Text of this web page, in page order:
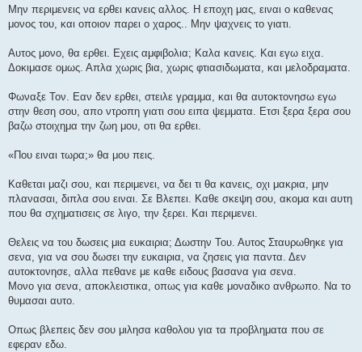
Μην περιμενεις να ερθει κανεις αλλος. Η εποχη μας, ειναι ο καθενας
μονος του, και οποιον παρει ο χαρος.. Μην ψαχνεις το γιατι.
Αυτος μονο, θα ερθει. Εχεις αμφιβολια; Καλα κανεις. Και εγω ειχα.
Δοκιμασε ομως. Απλα χωρις βια, χωρις φτιασιδωματα, και μελοδραματα.
Φωναξε Τον. Εαν δεν ερθει, στειλε γραμμα, και θα αυτοκτονησω εγω
στην θεση σου, απο ντροπη γιατι σου ειπα ψεμματα. Ετσι ξερα ξερα σου
βαζω στοιχημα την ζωη μου, οτι θα ερθει.
«Που ειναι τωρα;» θα μου πεις.
Καθεται μαζι σου, και περιμενει, να δει τι θα κανεις, οχι μακρια, μην
πλανασαι, διπλα σου ειναι. Σε Βλεπει. Καθε σκεψη σου, ακομα και αυτη
που θα σχηματισεις σε λιγο, την ξερει. Και περιμενει.
Θελεις να του δωσεις μια ευκαιρια; Δωστην Του. Αυτος Σταυρωθηκε για
σενα, για να σου δωσει την ευκαιρια, να ζησεις για παντα. Δεν
αυτοκτονησε, αλλα πεθανε με καθε ειδους βασανα για σενα.
Μονο για σενα, αποκλειστικα, οπως για καθε μοναδικο ανθρωπο. Να το
θυμασαι αυτο.
Οπως βλεπεις δεν σου μιλησα καθολου για τα προβληματα που σε
εφεραν εδω.